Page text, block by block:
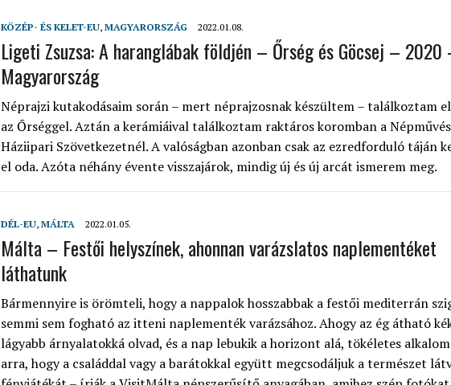
KÖZÉP- ÉS KELET-EU, MAGYARORSZÁG 2022.01.08.
Ligeti Zsuzsa: A haranglábak földjén – Őrség és Göcsej – 2020
Magyarország
Néprajzi kutakodásaim során – mert néprajzosnak készültem – találkoztam
az Őrséggel. Aztán a kerámiáival találkoztam raktáros koromban a
Háziipari Szövetkezetnél. A valóságban azonban csak az ezredforduló táján
el oda. Azóta néhány évente visszajárok, mindig új és új arcát ismerem meg.
DÉL-EU, MÁLTA 2022.01.05.
Málta – Festői helyszínek, ahonnan varázslatos naplementéket
láthatunk
Bármennyire is örömteli, hogy a nappalok hosszabbak a festői mediterrán
semmi sem fogható az itteni naplementék varázsához. Ahogy az ég átható
lágyabb árnyalatokká olvad, és a nap lebukik a horizont alá, tökéletes
arra, hogy a családdal vagy a barátokkal együtt megcsodáljuk a természet